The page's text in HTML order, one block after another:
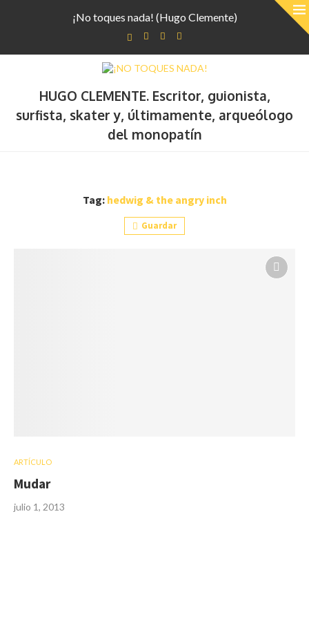
¡No toques nada! (Hugo Clemente)
HUGO CLEMENTE. Escritor, guionista,
surfista, skater y, últimamente, arqueólogo
del monopatín
Tag: hedwig & the angry inch
Guardar
ARTÍCULO
Mudar
julio 1, 2013